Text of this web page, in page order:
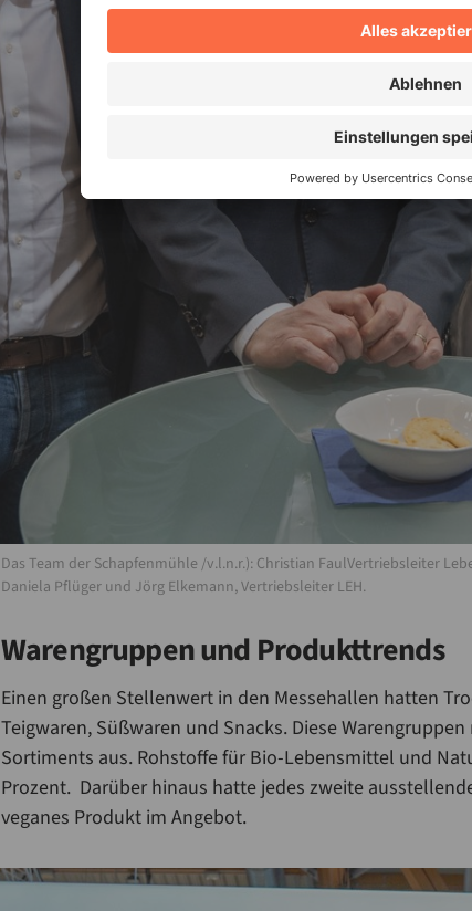
Das Team der Schapfenmühle /v.l.n.r.): Christian FaulVertriebsleiter
Daniela Pflüger und Jörg Elkemann, Vertriebsleiter LEH.
Warengruppen und Produkttrends
Einen großen Stellenwert in den Messehallen hatten
Teigwaren, Süßwaren und Snacks. Diese
Sortiments aus. Rohstoffe für Bio-Lebensmittel und
Prozent. Darüber hinaus hatte jedes zweite
veganes Produkt im Angebot.